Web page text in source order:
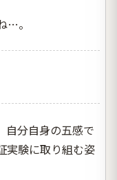
…。
自分自身の五感で
実験に取り組む姿